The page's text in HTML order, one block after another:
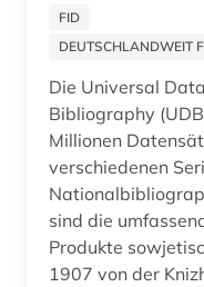
england (3)
englisch (2)
Luxemburg (1)
Makedonien (4)
FID
DEUTSCHLANDWEIT
Die Universal
Bibliography
Millionen
verschiedenen
sind die
Produkte
1907 von der